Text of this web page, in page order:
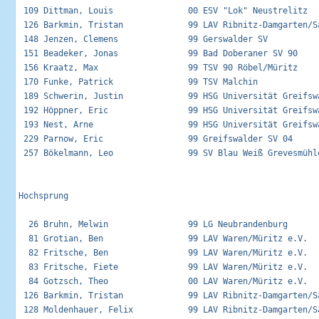
109 Dittman, Louis               00 ESV "Lok"
126 Barkmin, Tristan             99 LAV Ribnitz-
148 Jenzen, Clemens              99
151 Beadeker, Jonas              99 Bad Doberaner
156 Kraatz, Max                  99 TSV 90
170 Funke, Patrick               99 TSV
189 Schwerin, Justin             99 HSG Universität
192 Höppner, Eric                99 HSG Universität
193 Nest, Arne                   99 HSG Universität
229 Parnow, Eric                 99 Greifswalder
257 Bökelmann, Leo               99 SV Blau Weiß
Hochsprung
26 Bruhn, Melwin                99 LG
81 Grotian, Ben                 99 LAV Waren/
82 Fritsche, Ben                99 LAV Waren/
83 Fritsche, Fiete              99 LAV Waren/
84 Gotzsch, Theo                00 LAV Waren/
126 Barkmin, Tristan             99 LAV Ribnitz-
128 Moldenhauer, Felix           99 LAV Ribnitz-